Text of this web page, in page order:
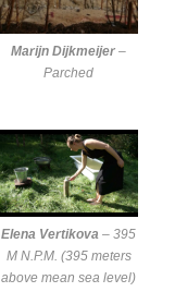
Marijn Dijkmeijer –
Parched
Elena Vertikova –395
M N.P.M. (395 meters
above mean sea level)